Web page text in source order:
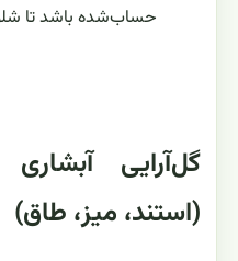
حساب‌شده باشد تا
گل‌آرایی
(استند، میز، طاق)